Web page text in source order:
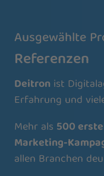
Ausgewählte
Referenzen
Deitronist
Erfahrung und
Mehr als 500
Marketing-
allen Branchen